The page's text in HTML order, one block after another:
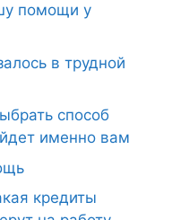
помощи у
в трудной
способ
именно вам
кредиты